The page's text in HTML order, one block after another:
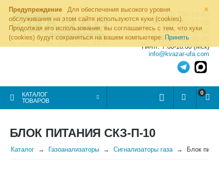
×
Предупреждение
Для обеспечения высокого уровня
обслуживания на этом сайте используются куки (cookies).
Продолжая его использование, вы соглашаетесь с тем, что куки
(cookies) будут сохраняться на вашем компьютере: Принять
8 (800) 700-19-50
8 (495) 255-77-08
8 (347) 225-00-52
8 (986) 963-95-80
Пн-пт: 7.00-16.00 (Мск)
info@kvazar-ufa.com
КАТАЛОГ
ТОВАРОВ
0
БЛОК ПИТАНИЯ СКЗ-П-10
Каталог Газоанализаторы Сигнализаторы газа Блок